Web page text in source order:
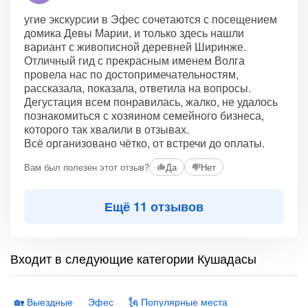
угие экскурсии в Эфес сочетаются с посещением
домика Девы Марии, и только здесь нашли
вариант с живописной деревней Ширинже.
Отличный гид с прекрасным именем Волга
провела нас по достопримечательностям,
рассказала, показала, ответила на вопросы.
Дегустация всем понравилась, жалко, не удалось
познакомиться с хозяином семейного бизнеса,
которого так хвалили в отзывах.
Всё организовано чётко, от встречи до оплаты.
Вам был полезен этот отзыв? Да Нет
Ещё 11 отзывов
Входит в следующие категории Кушадасы
🏡 Выездные Эфес 🗽 Популярные места